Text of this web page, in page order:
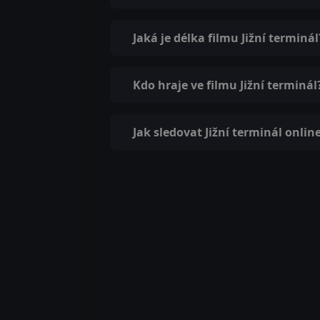
Jaká je délka filmu Jižní
Kdo hraje ve filmu Jižní
Jak sledovat Jižní terminál